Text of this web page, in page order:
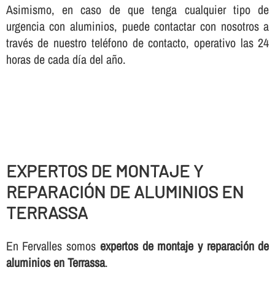
Asimismo, en caso de que tenga cualquier tipo de
urgencia con aluminios, puede contactar con nosotros a
través de nuestro teléfono de contacto, operativo las 24
horas de cada dí­a del año.
EXPERTOS DE MONTAJE Y
REPARACIÓN DE ALUMINIOS EN
TERRASSA
En Fervalles somos expertos de montaje y reparación de
aluminios en Terrassa.